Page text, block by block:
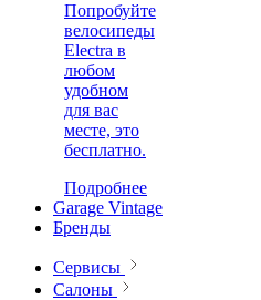
Попробуйте
велосипеды
Electra в
любом
удобном
для вас
месте, это
бесплатно.
Подробнее
Garage Vintage
Бренды
Сервисы
Салоны